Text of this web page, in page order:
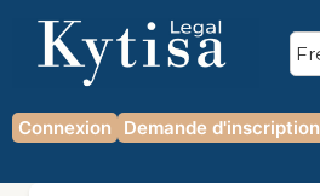
Connexion Demande d'inscription